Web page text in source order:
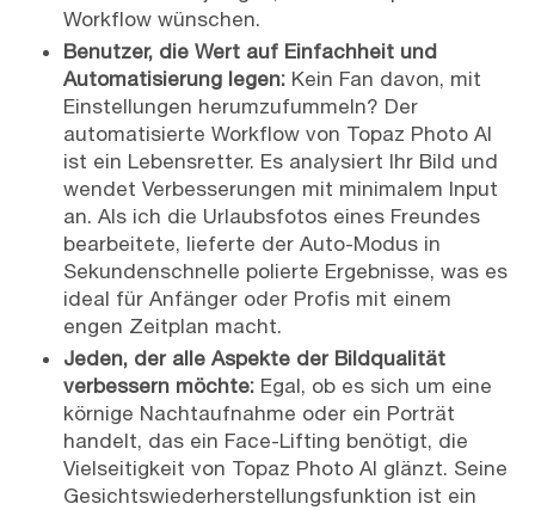
Workflow wünschen.
Benutzer, die Wert auf Einfachheit und
Automatisierung legen:Kein Fan davon, mit
Einstellungen herumzufummeln? Der
automatisierte Workflow von Topaz Photo AI
ist ein Lebensretter. Es analysiert Ihr Bild und
wendet Verbesserungen mit minimalem Input
an. Als ich die Urlaubsfotos eines Freundes
bearbeitete, lieferte der Auto-Modus in
Sekundenschnelle polierte Ergebnisse, was es
ideal für Anfänger oder Profis mit einem
engen Zeitplan macht.
Jeden, der alle Aspekte der Bildqualität
verbessern möchte:Egal, ob es sich um eine
körnige Nachtaufnahme oder ein Porträt
handelt, das ein Face-Lifting benötigt, die
Vielseitigkeit von Topaz Photo AI glänzt. Seine
Gesichtswiederherstellungsfunktion ist ein